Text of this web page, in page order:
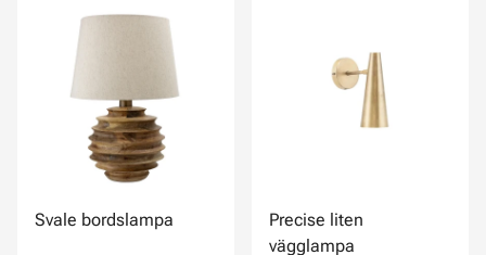
Svale bordslampa
Precise liten
vägglampa